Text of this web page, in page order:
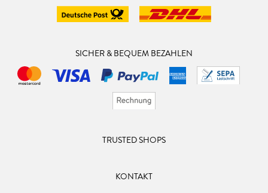
SICHER & BEQUEM BEZAHLEN
TRUSTED SHOPS
KONTAKT